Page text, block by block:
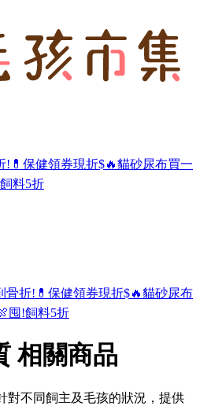
! 💊保健領券現折$🔥貓砂尿布買一
料5折
骨折! 💊保健領券現折$🔥貓砂尿布
囤!飼料5折
相關商品
對不同飼主及毛孩的狀況，提供